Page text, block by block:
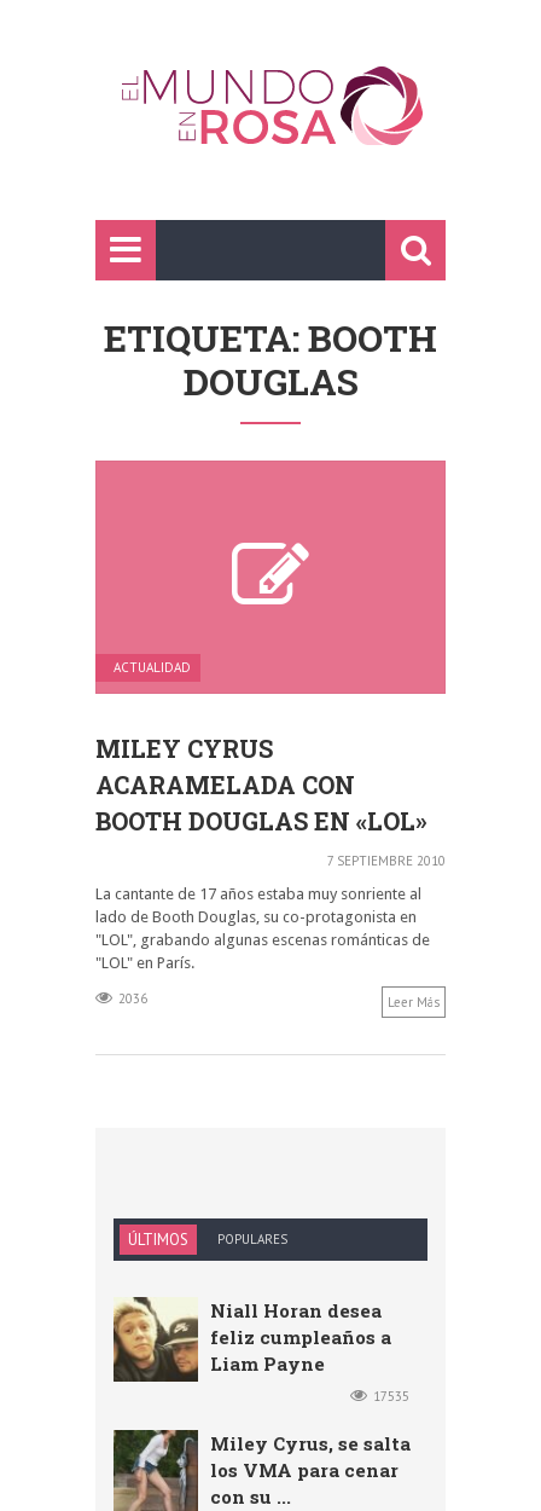
ETIQUETA: BOOTH
DOUGLAS
ACTUALIDAD
MILEY CYRUS
ACARAMELADA CON
BOOTH DOUGLAS EN «LOL»
7 SEPTIEMBRE 2010
La cantante de 17 años estaba muy sonriente al
lado de Booth Douglas, su co-protagonista en
"LOL", grabando algunas escenas románticas de
"LOL" en París.
2036 Leer Más
ÚLTIMOS POPULARES
Niall Horan desea
feliz cumpleaños a
Liam Payne
17535
Miley Cyrus, se salta
los VMA para cenar
con su ...